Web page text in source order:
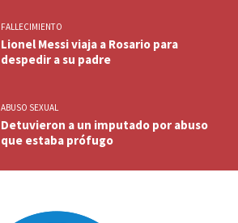
FALLECIMIENTO
Lionel Messi viaja a Rosario para
despedir a su padre
ABUSO SEXUAL
Detuvieron a un imputado por abuso
que estaba prófugo